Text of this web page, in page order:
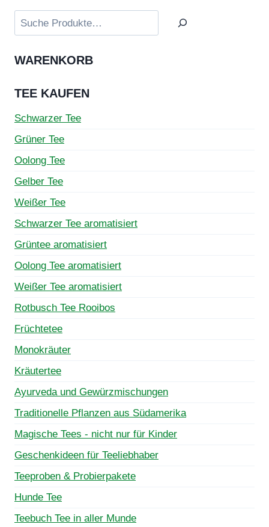
Die
Suchen
WARENKORB
TEE KAUFEN
Schwarzer Tee
Grüner Tee
Oolong Tee
Gelber Tee
Weißer Tee
Schwarzer Tee aromatisiert
Grüntee aromatisiert
Oolong Tee aromatisiert
Weißer Tee aromatisiert
Rotbusch Tee Rooibos
Früchtetee
Monokräuter
Kräutertee
Ayurveda und Gewürzmischungen
Traditionelle Pflanzen aus Südamerika
Magische Tees - nicht nur für Kinder
Geschenkideen für Teeliebhaber
Teeproben & Probierpakete
Hunde Tee
Teebuch Tee in aller Munde